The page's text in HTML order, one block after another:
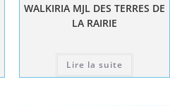
WALKIRIA MJL DES TERRES DE
LA RAIRIE
Lire la suite